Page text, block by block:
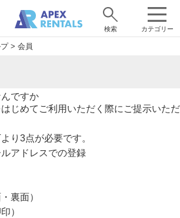
カテゴリー
検索
> 会員
ですか
じめてご利用いただく際にご提示いただ
り3点が必要です。
アドレスでの登録
裏面）
）